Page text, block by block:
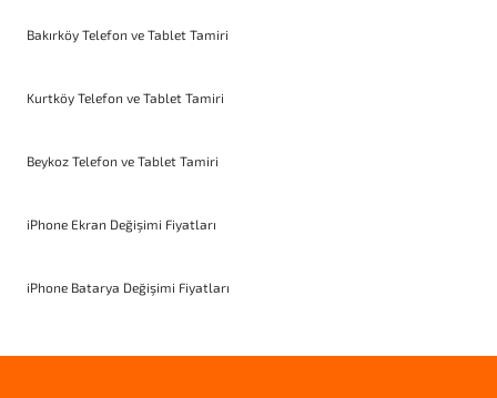
Bakırköy Telefon ve Tablet Tamiri
Kurtköy Telefon ve Tablet Tamiri
Beykoz Telefon ve Tablet Tamiri
iPhone Ekran Değişimi Fiyatları
iPhone Batarya Değişimi Fiyatları